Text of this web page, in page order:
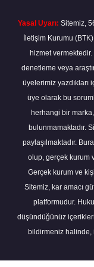
Yasal Uyarı: Sitemiz,
İletişim Kurumu
hizmet
denetleme veya
üyelerimiz yazdıkları
üye olarak bu
herhangi bir
bulunmamaktadır.
paylaşılmaktadır.
olup, gerçek kurum
Gerçek kurum ve
Sitemiz, kar amacı
platformudur.
düşündüğünüz
bildirmeniz